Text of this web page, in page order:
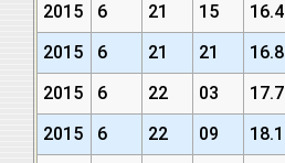
2015
6 21 15 16.4
2015
6 21 21 16.8
2015
6 22 03 17.7
2015
6 22 09 18.1